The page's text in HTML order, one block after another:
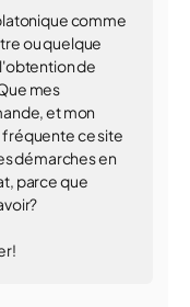
comme
ou quelque
de
mes
et mon
fréquente ce site
démarches en
parce que